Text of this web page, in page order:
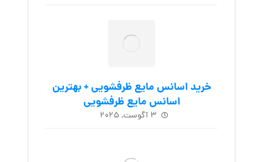
خرید اسانس مایع ظرفشویی + بهترین
اسانس مایع ظرفشویی
۳ آگوست, ۲۰۲۵